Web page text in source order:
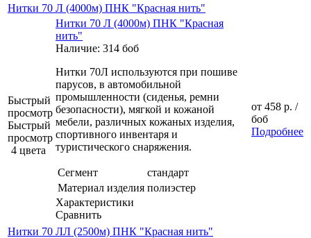
Нитки 70 Л (4000м) ПНК "Красная нить"
Быстрый
просмотр
Быстрый
просмотр
4 цвета
Нитки 70 Л (4000м) ПНК "Красная
нить"
Наличие: 314 боб
Нитки 70Л используются при пошиве
парусов, в автомобильной
промышленности (сиденья, ремни
безопасности), мягкой и кожаной
мебели, различных кожаных изделия,
спортивного инвентаря и
туристического снаряжения.
Сегмент
стандарт
Материал изделия полиэстер
Характеристики
Сравнить
от 458 р. /
боб
Подробнее
Нитки 70 ЛЛ (2500м) ПНК "Красная нить"